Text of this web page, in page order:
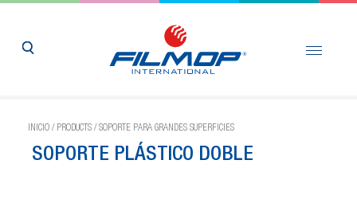
INICIO / PRODUCTS / SOPORTE PARA GRANDES SUPERFICIES
SOPORTE PLÁSTICO DOBLE